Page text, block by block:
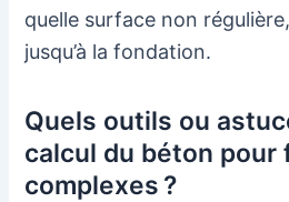
quelle surface non
jusqu’à la fondation.
Quels outils ou
calcul du béton pour
complexes ?